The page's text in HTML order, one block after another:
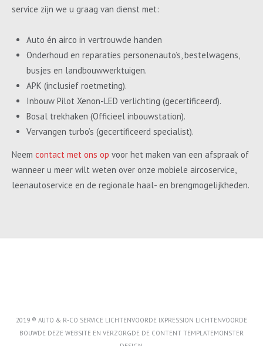
service zijn we u graag van dienst met:
Auto én airco in vertrouwde handen
Onderhoud en reparaties personenauto’s, bestelwagens,
busjes en landbouwwerktuigen.
APK (inclusief roetmeting).
Inbouw Pilot Xenon-LED verlichting (gecertificeerd).
Bosal trekhaken (Officieel inbouwstation).
Vervangen turbo’s (gecertificeerd specialist).
Neem contact met ons op voor het maken van een afspraak of
wanneer u meer wilt weten over onze mobiele aircoservice,
leenautoservice en de regionale haal- en brengmogelijkheden.
2019 ® AUTO & R-CO SERVICE LICHTENVOORDE IXPRESSION LICHTENVOORDE
BOUWDE DEZE WEBSITE EN VERZORGDE DE CONTENT TEMPLATEMONSTER